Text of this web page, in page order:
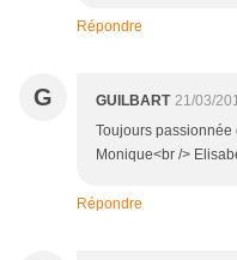
Répondre
G GUILBART 21/03/
Toujours passionnée
Monique<br />
Répondre